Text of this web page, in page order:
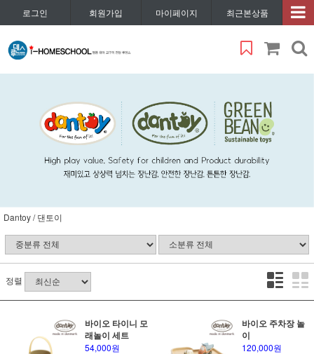
로그인 회원가입 마이페이지 최근본상품
Dantoy / 댄토이
정렬
바이오 타이니 모
래놀이 세트
54,000원
바이오 주차장 놀
이
120,000원